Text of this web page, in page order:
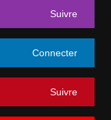
Suivre
Connecter
Suivre